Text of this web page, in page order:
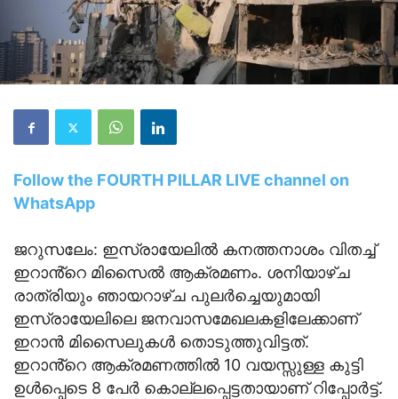
Follow the FOURTH PILLAR LIVE channel on
WhatsApp
ജറുസലേം: ഇസ്രായേലില്‍ കനത്തനാശം വിതച്ച്
ഇറാൻ്റെ മിസൈല്‍ ആക്രമണം. ശനിയാഴ്ച
രാത്രിയും ഞായറാഴ്ച പുലര്‍ച്ചെയുമായി
ഇസ്രായേലിലെ ജനവാസമേഖലകളിലേക്കാണ്
ഇറാന്‍ മിസൈലുകള്‍ തൊടുത്തുവിട്ടത്.
ഇറാൻ്റെ ആക്രമണത്തില്‍ 10 വയസ്സുള്ള കുട്ടി
ഉള്‍പ്പെടെ 8 പേര്‍ കൊല്ലപ്പെട്ടതായാണ് റിപ്പോര്‍ട്ട്.